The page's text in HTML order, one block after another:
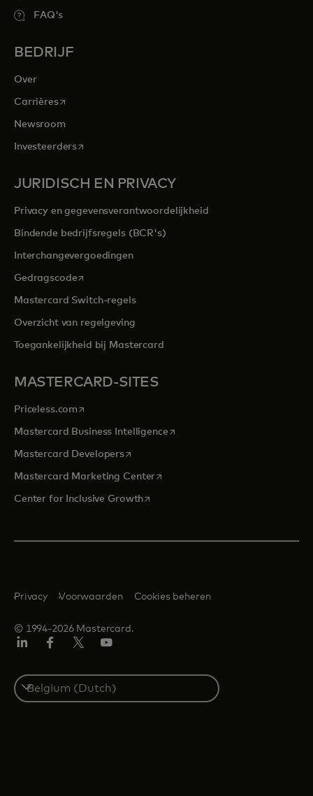
FAQ's
BEDRIJF
Over
Carrièresopens in a new tab
Newsroom
Investeerdersopens in a new tab
JURIDISCH EN PRIVACY
Privacy en gegevensverantwoordelijkheid
Bindende bedrijfsregels (BCR's)
Interchangevergoedingen
Gedragscodeopens in a new tab
Mastercard Switch-regels
Overzicht van regelgeving
Toegankelijkheid bij Mastercard
MASTERCARD-SITES
Priceless.com opens in a new tab
Mastercard Business Intelligenceopens in a new tab
Mastercard Developersopens in a new tab
Mastercard Marketing Centeropens in a new tab
Center for Inclusive Growthopens in a new tab
© 1994-2026 Mastercard.
Privacy Voorwaarden Cookies beheren
Select
a
country